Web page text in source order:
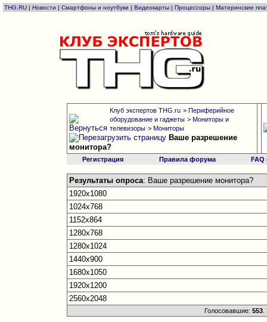
THG.RU | Новости | Смартфоны и ноутбуки | Видеокарты | Процессоры | Материнские
Клуб экспертов THG.ru > Периферийное
оборудование и гаджеты > Мониторы и
телевизоры > Мониторы
Ваше разрешение
монитора?
Регистрация Правила форума
Результаты опроса: Ваше разрешение монитора?
1920х1080
1024x768
1152x864
1280x768
1280x1024
1440x900
1680x1050
1920x1200
2560x2048
Голосовавшие: 553.